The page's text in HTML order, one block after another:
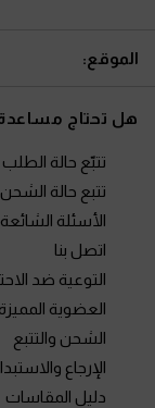
الموقع:
هل تحتاج
تتبّع حالة الطلب
تتبع حالة الشحن
الأسئلة الشائعة
اتصل بنا
التوعية ضد
العضوية المميزة
الشحن والتتبع
الإرجاع
دليل المقاسات